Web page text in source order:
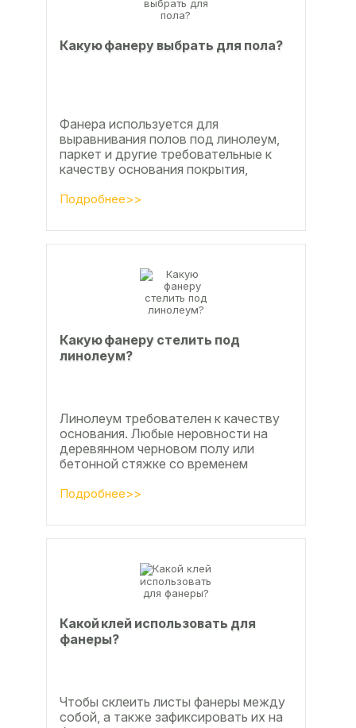
Какую фанеру выбрать для пола?
Фанера используется для
выравнивания полов под линолеум,
паркет и другие требовательные к
качеству основания покрытия,
по деревянным лагам или...
Подробнее>>
Какую фанеру стелить под
линолеум?
Линолеум требователен к качеству
основания. Любые неровности на
деревянном черновом полу или
бетонной стяжке со временем
Подробнее>>
Какой клей использовать для
фанеры?
Чтобы склеить листы фанеры между
собой, а также зафиксировать их на